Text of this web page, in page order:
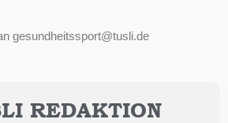
gesundheitssport@tusli.de
REDAKTION